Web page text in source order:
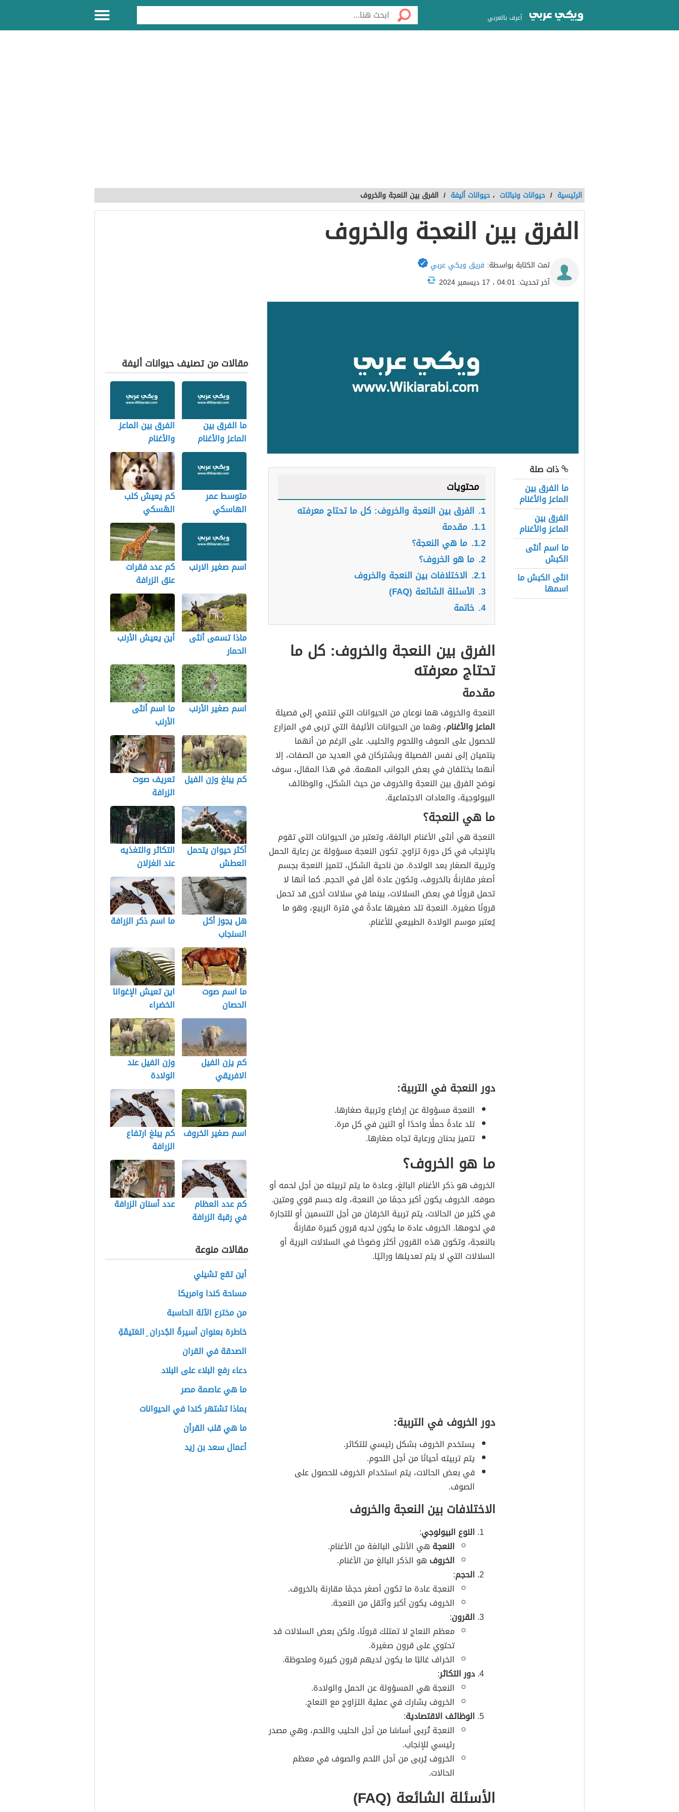
أعرف بالعربي
الرئيسية / حيوانات ونباتات ، حيوانات أليفة / الفرق بين النعجة والخروف
الفرق بين النعجة والخروف
تمت الكتابة بواسطة: فريق ويكي عربي
آخر تحديث: 04:01 ، 17 ديسمبر 2024
ذات صلة
ما الفرق بين
الماعز والأغنام
الفرق بين
الماعز والأغنام
ما اسم أنثى
الكبش
انثى الكبش ما
اسمها
محتويات
1. الفرق بين النعجة والخروف: كل ما تحتاج معرفته
1.1. مقدمة
1.2. ما هي النعجة؟
2. ما هو الخروف؟
2.1. الاختلافات بين النعجة والخروف
3. الأسئلة الشائعة (FAQ)
4. خاتمة
الفرق بين النعجة والخروف: كل ما
تحتاج معرفته
مقدمة
النعجة والخروف هما نوعان من الحيوانات التي تنتمي إلى فصيلة
الماعز والأغنام، وهما من الحيوانات الأليفة التي تربى في المزارع
للحصول على الصوف واللحوم والحليب. على الرغم من أنهما
ينتميان إلى نفس الفصيلة ويشتركان في العديد من الصفات، إلا
أنهما يختلفان في بعض الجوانب المهمة. في هذا المقال، سوف
نوضح الفرق بين النعجة والخروف من حيث الشكل، والوظائف
البيولوجية، والعادات الاجتماعية.
ما هي النعجة؟
النعجة هي أنثى الأغنام البالغة، وتعتبر من الحيوانات التي تقوم
بالإنجاب في كل دورة تزاوج. تكون النعجة مسؤولة عن رعاية الحمل
وتربية الصغار بعد الولادة. من ناحية الشكل، تتميز النعجة بجسم
أصغر مقارنةً بالخروف، وتكون عادة أقل في الحجم. كما أنها لا
تحمل قرونًا في بعض السلالات، بينما في سلالات أخرى قد تحمل
قرونًا صغيرة. النعجة تلد صغيرها عادةً في فترة الربيع، وهو ما
يُعتبر موسم الولادة الطبيعي للأغنام.
دور النعجة في التربية:
النعجة مسؤولة عن إرضاع وتربية صغارها.
تلد عادةً حملًا واحدًا أو اثنين في كل مرة.
تتميز بحنان ورعاية تجاه صغارها.
ما هو الخروف؟
الخروف هو ذكر الأغنام البالغ، وعادة ما يتم تربيته من أجل لحمه أو
صوفه. الخروف يكون أكبر حجمًا من النعجة، وله جسم قوي ومتين.
في كثير من الحالات، يتم تربية الخرفان من أجل التسمين أو للتجارة
في لحومها. الخروف عادة ما يكون لديه قرون كبيرة مقارنةً
بالنعجة، وتكون هذه القرون أكثر وضوحًا في السلالات البرية أو
السلالات التي لا يتم تعديلها وراثيًا.
دور الخروف في التربية:
يستخدم الخروف بشكل رئيسي للتكاثر.
يتم تربيته أحيانًا من أجل اللحوم.
في بعض الحالات، يتم استخدام الخروف للحصول على
الصوف.
الاختلافات بين النعجة والخروف
النوع البيولوجي:
النعجة هي الأنثى البالغة من الأغنام.
الخروف هو الذكر البالغ من الأغنام.
الحجم:
النعجة عادة ما تكون أصغر حجمًا مقارنة بالخروف.
الخروف يكون أكبر وأثقل من النعجة.
القرون:
معظم النعاج لا تمتلك قرونًا، ولكن بعض السلالات قد
تحتوي على قرون صغيرة.
الخراف غالبًا ما يكون لديهم قرون كبيرة وملحوظة.
دور التكاثر:
النعجة هي المسؤولة عن الحمل والولادة.
الخروف يشارك في عملية التزاوج مع النعاج.
الوظائف الاقتصادية:
النعجة تُربى أساسًا من أجل الحليب واللحم، وهي مصدر
رئيسي للإنجاب.
الخروف يُربى من أجل اللحم والصوف في معظم
الحالات.
الأسئلة الشائعة (FAQ)
مقالات من تصنيف حيوانات أليفة
ما الفرق بين
الماعز والأغنام
الفرق بين الماعز
والأغنام
متوسط عمر
الهاسكي
كم يعيش كلب
الهَسكي
اسم صغير الارنب
كم عدد فقرات
عنق الزرافة
ماذا تسمى أنثى
الحمار
أين يعيش الأرنب
اسم صغير الأرنب
ما اسم أنثى
الأرنب
كم يبلغ وزن الفيل
تعريف صوت
الزرافة
أكثر حيوان يتحمل
العطش
التكاثر والتغذيه
عند الغزلان
هل يجوز أكل
السنجاب
ما اسم ذكر الزرافة
ما اسم صوت
الحصان
اين تعيش الإغوانا
الخضراء
كم يزن الفيل
الافريقي
وزن الفيل عند
الولادة
اسم صغير الخروف كم يبلغ ارتفاع
الزرافة
كم عدد العظام
في رقبة الزرافة
عدد أسنان الزرافة
مقالات منوعة
أين تقع تشيلي
مساحة كندا وامريكا
من مخترع الآلة الحاسبة
خاطرة بعنوان أسيرةُ الجُدران ِ العَتيقَةِ
الصدقة في القران
دعاء رفع البلاء على البلاد
ما هي عاصمة مصر
بماذا تشتهر كندا في الحيوانات
ما هي قلب القرأن
أعمال سعد بن زيد